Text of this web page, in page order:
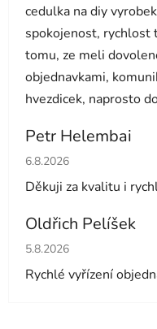
cedulka na diy
spokojenost, rychlost
tomu, ze meli
objednavkami,
hvezdicek, naprosto
Petr Helembai
Hodnocení obchodu je
6.8.2026
Děkuji za kvalitu i
Oldřich Pelíšek
Hodnocení obchodu je
5.8.2026
Rychlé vyřízení